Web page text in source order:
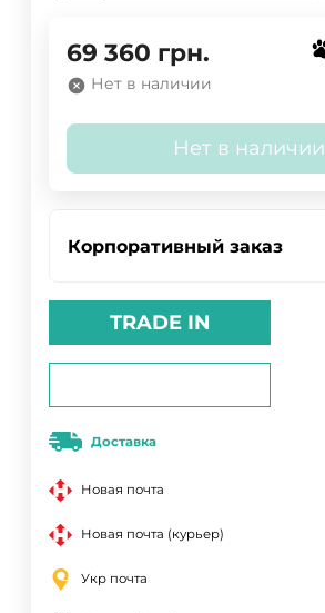
69 360 грн.
Нет в наличии
Нет в наличии
Корпоративный заказ
TRADE IN
Доставка
Новая почта
Новая почта (курьер)
Укр почта